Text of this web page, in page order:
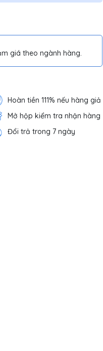
giá theo ngành hàng.
Hoàn tiền 111% nếu hàng giả
Mở hộp kiểm tra nhận hàng
Đổi trả trong 7 ngày